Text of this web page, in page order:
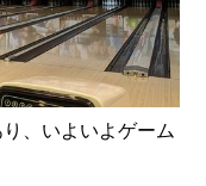
、いよいよゲーム